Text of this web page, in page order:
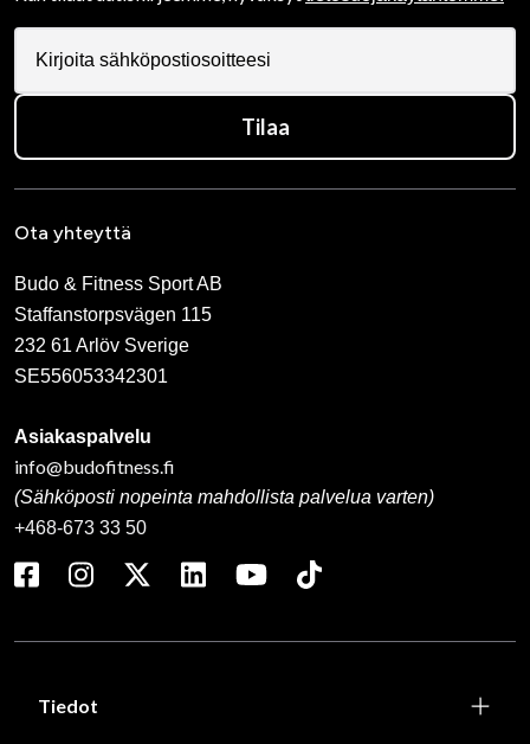
Tilaa
Ota yhteyttä
Budo & Fitness Sport AB
Staffanstorpsvägen 115
232 61 Arlöv Sverige
SE556053342301
Asiakaspalvelu
info@budofitness.fi
(Sähköposti nopeinta mahdollista palvelua varten)
+468-673 33 50
Tiedot